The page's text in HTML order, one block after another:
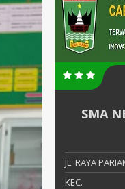
SMA
JL. RAYA
KEC.